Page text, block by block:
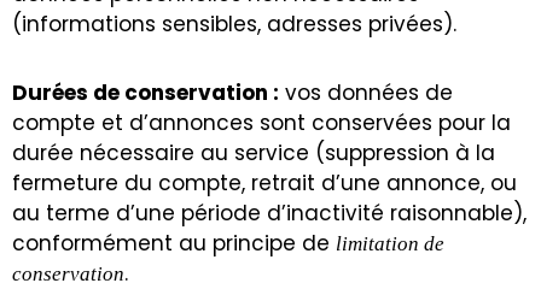
(informations sensibles, adresses privées).
Durées de conservation : vos données de
compte et d’annonces sont conservées pour la
durée nécessaire au service (suppression à la
fermeture du compte, retrait d’une annonce, ou
au terme d’une période d’inactivité raisonnable),
conformément au principe de limitation de
conservation.